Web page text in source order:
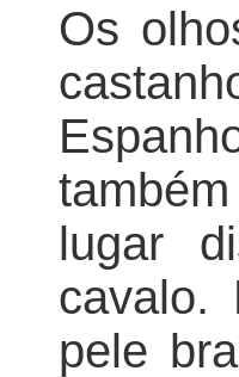
Os
lugar
cavalo.
pele